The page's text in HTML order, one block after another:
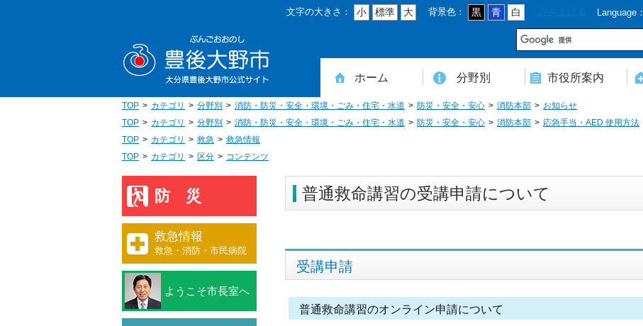
移
文字の大きさ： 小 標準 大 背景色： 黒 青 白 Language：
ホーム 分野別
住民登録・戸籍・印鑑・マイナンバー
税・年金・国民健康保険・後期高齢者医療
教育・文化・スポーツ・人権・男女共同参画
健康・医療・介護・福祉・食育
消防・防災・安全・環境・ごみ・住宅・水道
商工・労働・消費者行政
入札・契約・工事・委託
農業・林業・農業委員会事務局
道路・都市計画・地籍・交通
議会・選管・監査
まちづくり・財政・管財・各種計画・人事・各支所・その他
市役所案内
本庁舎案内図
庁舎案内
行政組織
人口・世帯数・高齢者人口
豊後大野市の概要
豊後大野市の歴史
合併経過
市章・市民憲章・市花・市木等
豊後大野市友好交流協定
豊後大野市のすがた
豊後大野市の観光
豊後大野市の各種計画
ようこそ市長室へ
名誉市民
豊後大野市ふるさと大使
TOP カテゴリ 分野別 消防・防災・安全・環境・ごみ・住宅・水道 防災・安全・安心 消防本部
お知らせ
TOP
カテゴリ 分野別 消防・防災・安全・環境・ごみ・住宅・水道 防災・安全・安心 消防本部 応急手当・AED 使用方法
TOP
カテゴリ 救急
救急情報
TOP
カテゴリ 区分 コンテンツ
普通救命講習の受講申請について
受講申請
普通救命講習のオンライン申請について
防災
救急情報
救急・消防・市民病院
ようこそ市長室へ